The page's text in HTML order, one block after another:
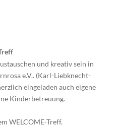
und kreativ sein in
e.V.. (Karl-Liebknecht-
eingeladen auch eigene
Kinderbetreuung.
WELCOME-Treff.